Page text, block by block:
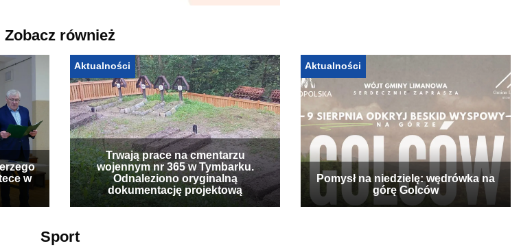
Zobacz również
w
Aktualności
Trwają prace na cmentarzu
wojennym nr 365 w Tymbarku.
Odnaleziono oryginalną
dokumentację projektową
Aktualności
Pomysł na niedzielę: wędrówka na
górę Golców
Sport